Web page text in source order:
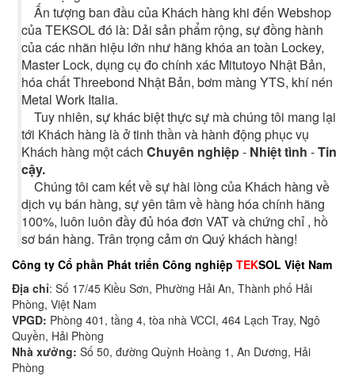
Ấn tượng ban đầu của Khách hàng khi đến Webshop
của TEKSOL đó là: Dải sản phẩm rộng, sự đồng hành
của các nhãn hiệu lớn như hãng khóa an toàn Lockey,
Master Lock, dụng cụ đo chính xác Mitutoyo Nhật Bản,
hóa chất Threebond Nhật Bản, bơm màng YTS, khí nén
Metal Work Italia.
Tuy nhiên, sự khác biệt thực sự mà chúng tôi mang lại
tới Khách hàng là ở tinh thần và hành động phục vụ
Khách hàng một cáchChuyên nghiệp- Nhiệt tình -Tin
cậy.
Chúng tôi cam kết về sự hài lòng của Khách hàng về
dịch vụ bán hàng, sự yên tâm về hàng hóa chính hãng
100%, luôn luôn đầy đủ hóa đơn VAT và chứng chỉ , hồ
sơ bán hàng. Trân trọng cảm ơn Quý khách hàng!
Công ty Cổ phần Phát triển Công nghiệp TEKSOL Việt Nam
Địa chỉ: Số 17/45 Kiều Sơn, Phường Hải An, Thành phố Hải
Phòng, Việt Nam
VPGD: Phòng 401, tầng 4, tòa nhà VCCI, 464 Lạch Tray, Ngô
Quyền, Hải Phòng
Nhà xưởng: Số 50, đường Quỳnh Hoàng 1, An Dương, Hải
Phòng